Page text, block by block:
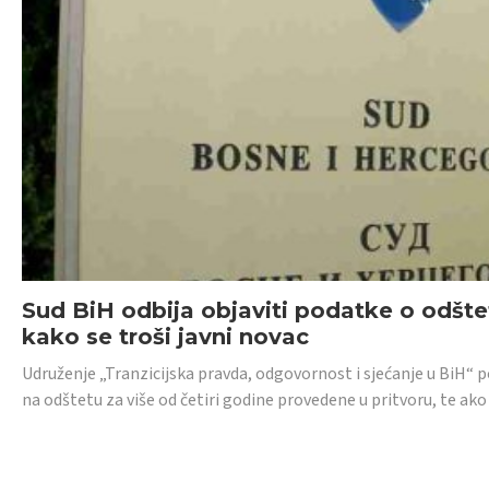
Sud BiH odbija objaviti podatke o
kako se troši javni novac
Udruženje „Tranzicijska pravda, odgovornost i sjećanje u
na odštetu za više od četiri godine provedene u pritvoru, te